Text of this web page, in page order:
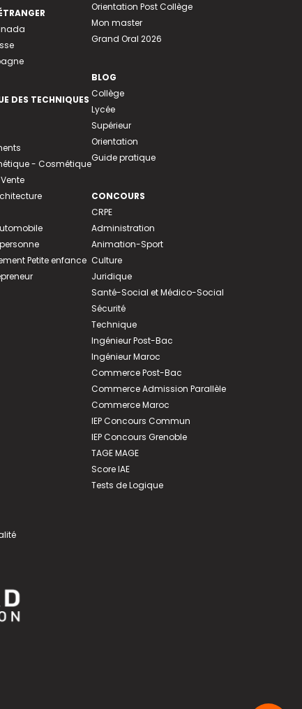
DES TECHNIQUES
- Cosmétique
Petite enfance
Orientation Post Collège
Mon master
Grand Oral 2026
BLOG
Collège
Lycée
Supérieur
Orientation
Guide pratique
CONCOURS
CRPE
Administration
Animation-Sport
Culture
Juridique
Santé-Social et Médico-Social
Sécurité
Technique
Ingénieur Post-Bac
Ingénieur Maroc
Commerce Post-Bac
Commerce Admission Parallèle
Commerce Maroc
IEP Concours Commun
IEP Concours Grenoble
TAGE MAGE
Score IAE
Tests de Logique